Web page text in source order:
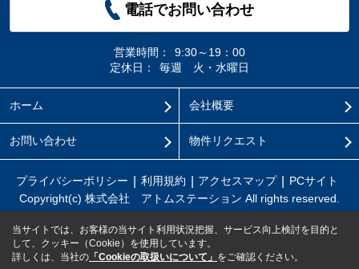
電話でお問い合わせ
営業時間：
9:30～19：00
定休日：
毎週 火・水曜日
ホーム 会社概要
お問い合わせ 物件リクエスト
プライバシーポリシー 利用規約 アクセスマップ
PCサイト
Copyright(c) 株式会社 アトムステーション All rights reserved.
当サイトでは、お客様の当サイト利用状況把握、サービス向上検討を目的と
して、クッキー（Cookie）を使用しています。
詳しくは、当社の 「Cookieの取扱いについて」 をご確認ください。